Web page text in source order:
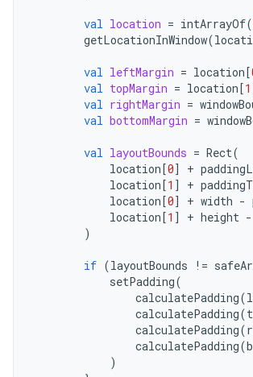
val location = intArrayOf(
getLocationInWindow(
val leftMargin = location[
val topMargin = location[1
val rightMargin =
val bottomMargin =
val layoutBounds = Rect(
location[0] +
location[1 ] +
location[0] + width -
location[1 ] + height -
)
if (layoutBounds !=
setPadding(
calculatePadding(
calculatePadding(
calculatePadding(
calculatePadding(
)